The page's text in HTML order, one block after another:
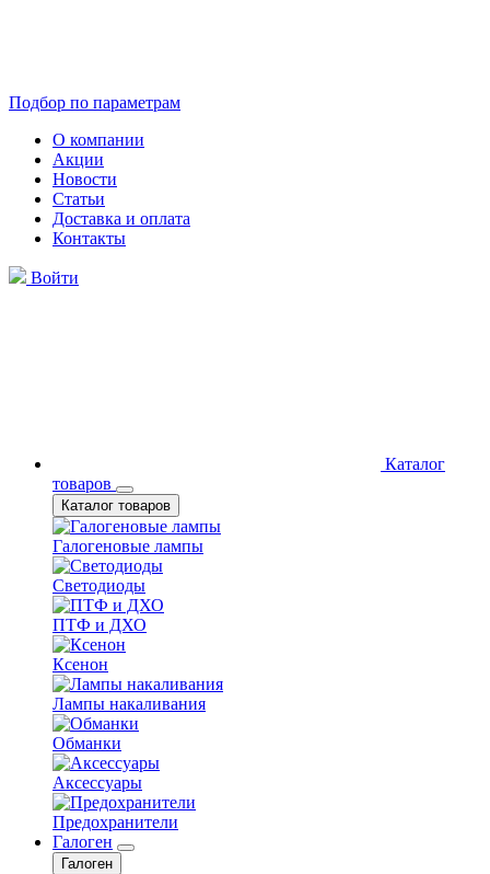
Подбор по параметрам
О компании
Акции
Новости
Статьи
Доставка и оплата
Контакты
Войти
Каталог
товаров
Каталог товаров
Галогеновые лампы
Светодиоды
ПТФ и ДХО
Ксенон
Лампы накаливания
Обманки
Аксессуары
Предохранители
Галоген
Галоген